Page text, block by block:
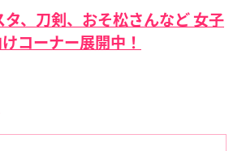
、刀剣、おそ松さんなど 女子
コーナー展開中！